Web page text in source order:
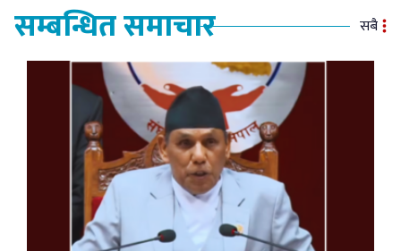
सम्बन्धित समाचार सबै